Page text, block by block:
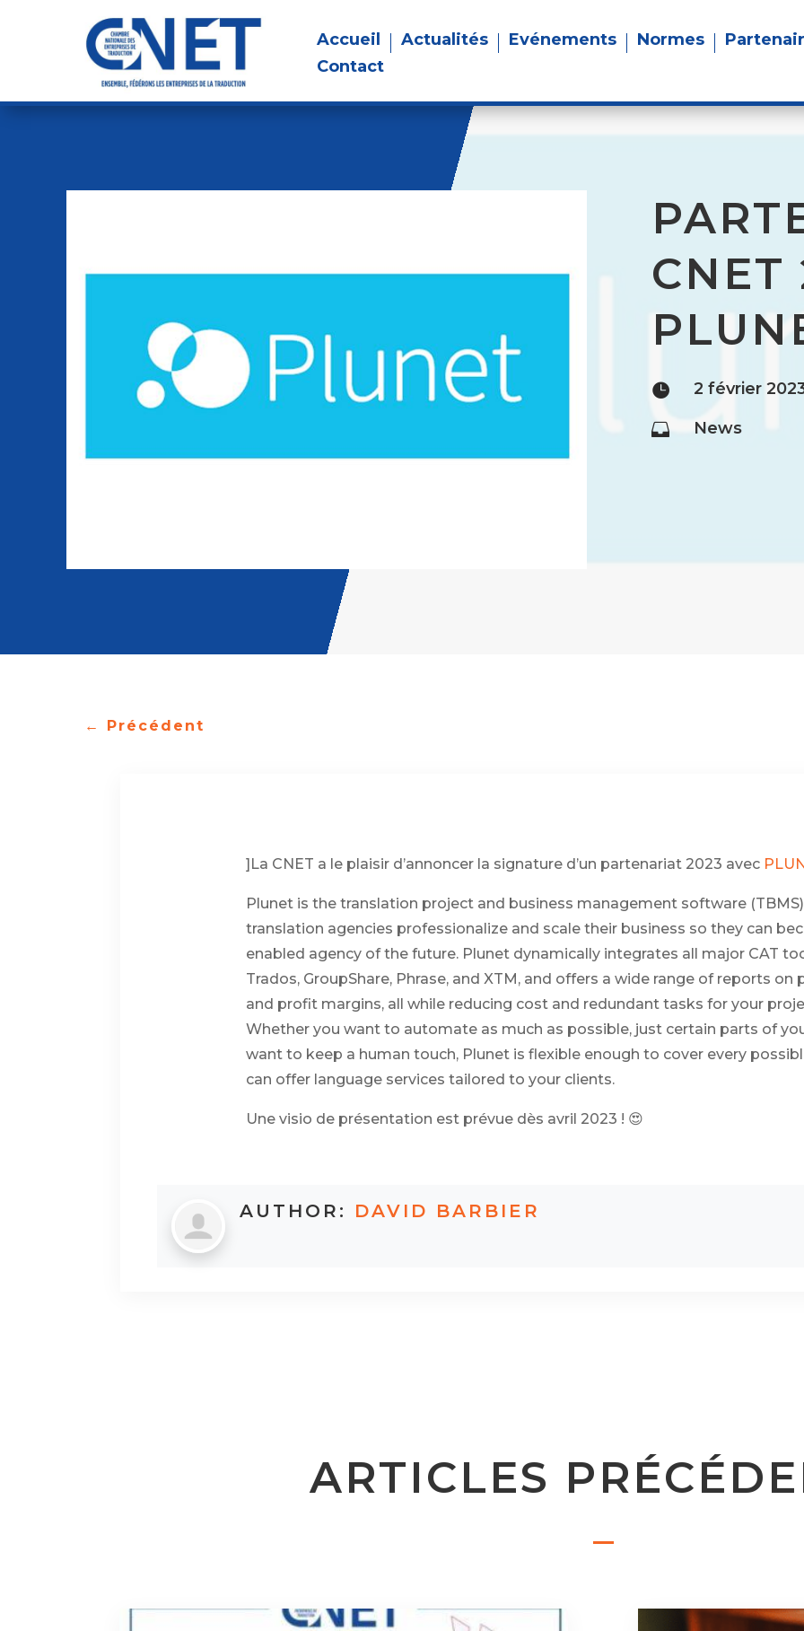
Accueil Actualités Evénements Normes
Contact
CNET
 2 février
 News
← Précédent
]La CNET a le plaisir d’annoncer la signature d’un partenariat 2023 avec
Plunet is the translation project and business management software
translation agencies professionalize and scale their business so they can
enabled agency of the future. Plunet dynamically integrates all major CAT
Trados, GroupShare, Phrase, and XTM, and offers a wide range of reports on
and profit margins, all while reducing cost and redundant tasks for your
Whether you want to automate as much as possible, just certain parts of
want to keep a human touch, Plunet is flexible enough to cover every
can offer language services tailored to your clients.
Une visio de présentation est prévue dès avril 2023 ! 😍
AUTHOR: DAVID BARBIER
ARTICLES